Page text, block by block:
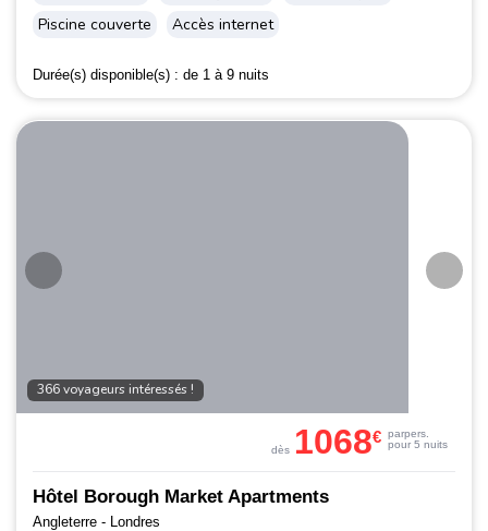
Piscine couverte
Accès internet
Durée(s) disponible(s) : de 1 à 9 nuits
366 voyageurs intéressés !
Hôtel Borough Market Apartments
Angleterre - Londres
dès 1068€ parpers.
pour 5 nuits